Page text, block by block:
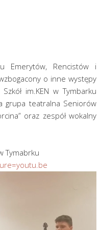
Emerytów, Rencistów i
o inne występy
im.KEN w Tymbarku
grupa teatralna Seniorów
oraz zespół wokalny
Tymabrku